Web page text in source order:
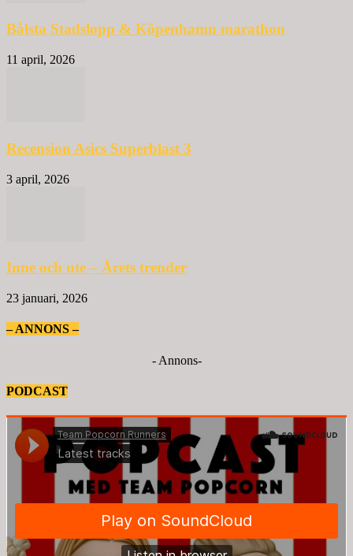
Bålsta Stadslopp & Köpenhamn marathon
11 april, 2026
Recension Asics Superblast 3
3 april, 2026
Inne och ute – Årets trender
23 januari, 2026
– ANNONS –
- Annons-
PODCAST